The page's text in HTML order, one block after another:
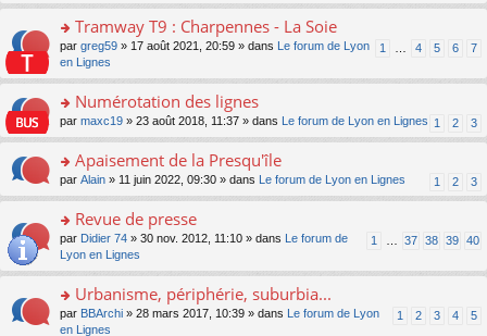
c
e
nt
lu
le
u
c
e
nt
n
o
n
lu
le
u
ré
c
e
e
s
s
a
n
o
n
lu
pl
s
ré
e
s
er
le
m
e
s
s
e
n
o
n
le
pl
s
ré
c
o
n
s
er
le
m
e
s
g
e
n
o
n
le
Tramway T9 : Charpennes - La Soie
1 4 5 6 7
par greg59 » 17 août 2021, 20:59 » dans
Le forum de Lyon
en Lignes
o
n
ult
er
le
m
e
s
g
e
n
Numérotation des lignes
1 2 3
par maxc19 » 23 août 2018, 11:37 » dans Le forum de Lyon en Lignes
o
n
ult
er
le
m
e
s
s
Apaisement de la Presqu'île
1 2 3
par Alain » 11 juin 2022, 09:30 » dans Le forum de Lyon en Lignes
o
s
er
le
Revue de presse
1 37 38 39 40
par Didier 74 » 30 nov. 2012, 11:10 » dans
Le forum de
Lyon en Lignes
o
n
Urbanisme, périphérie, suburbia...
1 2 3 4 5
par BBArchi » 28 mars 2017, 10:39 » dans
Le forum de Lyon
en Lignes